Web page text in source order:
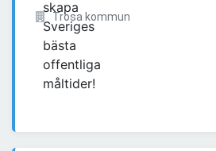
Trosa kommun